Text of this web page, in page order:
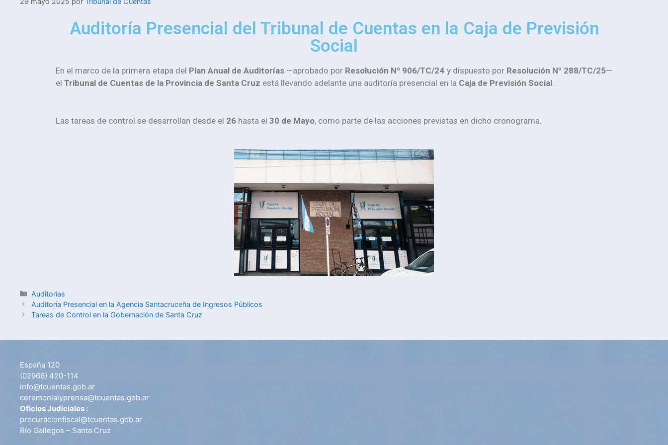
Auditoría Presencial del Tribunal de Cuentas en la Caja de Previsión
Social
En el marco de la primera etapa del Plan Anual de Auditorías —aprobado por Resolución Nº 906/TC/24 y dispuesto por Resolución Nº 288/TC/25—
el Tribunal de Cuentas de la Provincia de Santa Cruz está llevando adelante una auditoría presencial en la Caja de Previsión Social.
Las tareas de control se desarrollan desde el 26 hasta el 30 de Mayo, como parte de las acciones previstas en dicho cronograma.
Auditorias
Auditoría Presencial en la Agencia Santacruceña de Ingresos Públicos
Tareas de Control en la Gobernación de Santa Cruz
España 120
(02966) 420-114
info@tcuentas.gob.ar
ceremonialyprensa@tcuentas.gob.ar
Oficios Judiciales :
procuracionfiscal@tcuentas.gob.ar
Río Gallegos – Santa Cruz